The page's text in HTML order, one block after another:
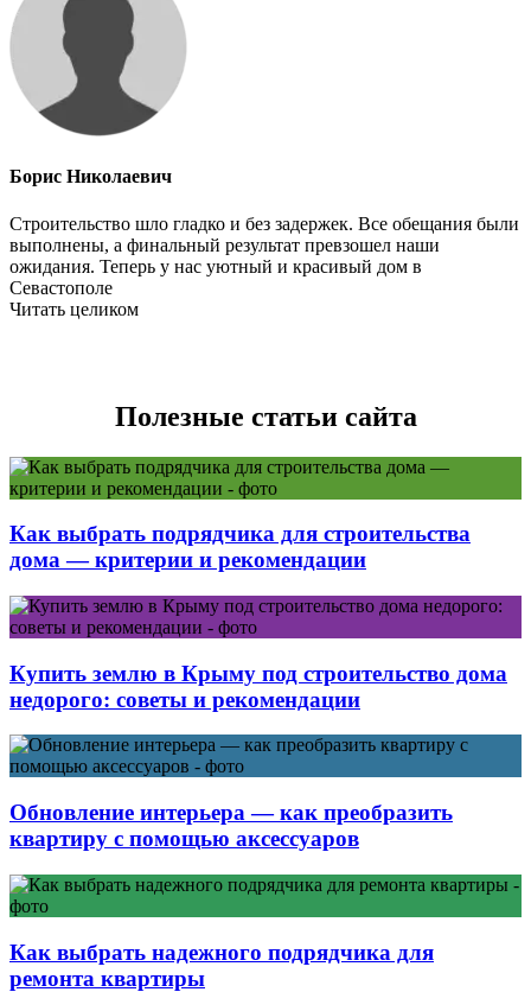
Борис Николаевич
Строительство шло гладко и без задержек. Все обещания были
выполнены, а финальный результат превзошел наши
ожидания. Теперь у нас уютный и красивый дом в
Севастополе
Читать целиком
Полезные статьи сайта
Как выбрать подрядчика для строительства
дома — критерии и рекомендации
Купить землю в Крыму под строительство дома
недорого: советы и рекомендации
Обновление интерьера — как преобразить
квартиру с помощью аксессуаров
Как выбрать надежного подрядчика для
ремонта квартиры